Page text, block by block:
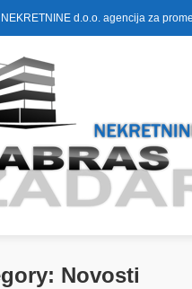
NEKRETNINE d.o.o. agencija za
Novosti